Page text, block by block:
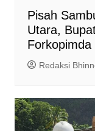
Pisah
Utara,
Forkopimda
Redaksi